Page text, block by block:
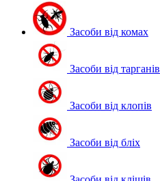
Засоби від комах
Засоби від тарганів
Засоби від клопів
Засоби від бліх